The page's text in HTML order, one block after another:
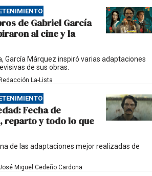
de Gabriel García
al cine y la
García Márquez inspiró varias adaptaciones
de sus obras.
Redacción La-Lista
Fecha de
reparto y todo lo que
de las adaptaciones mejor realizadas de
Miguel Cedeño Cardona